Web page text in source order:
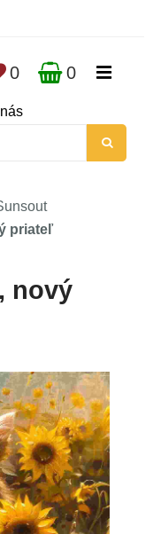
0 0
priateľ
nový